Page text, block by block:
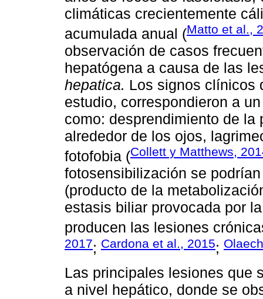
climáticas crecientemente
acumulada anual (Matto et al.,
observación de casos
hepatógena a causa de las
hepatica. Los signos clínicos
estudio, correspondieron a
como: desprendimiento de la
alrededor de los ojos,
fotofobia (Collett y Matthews,
fotosensibilización se
(producto de la
estasis biliar provocada por
producen las lesiones
2017; Cardona et al., 2015;
Las principales lesiones que
a nivel hepático, donde se